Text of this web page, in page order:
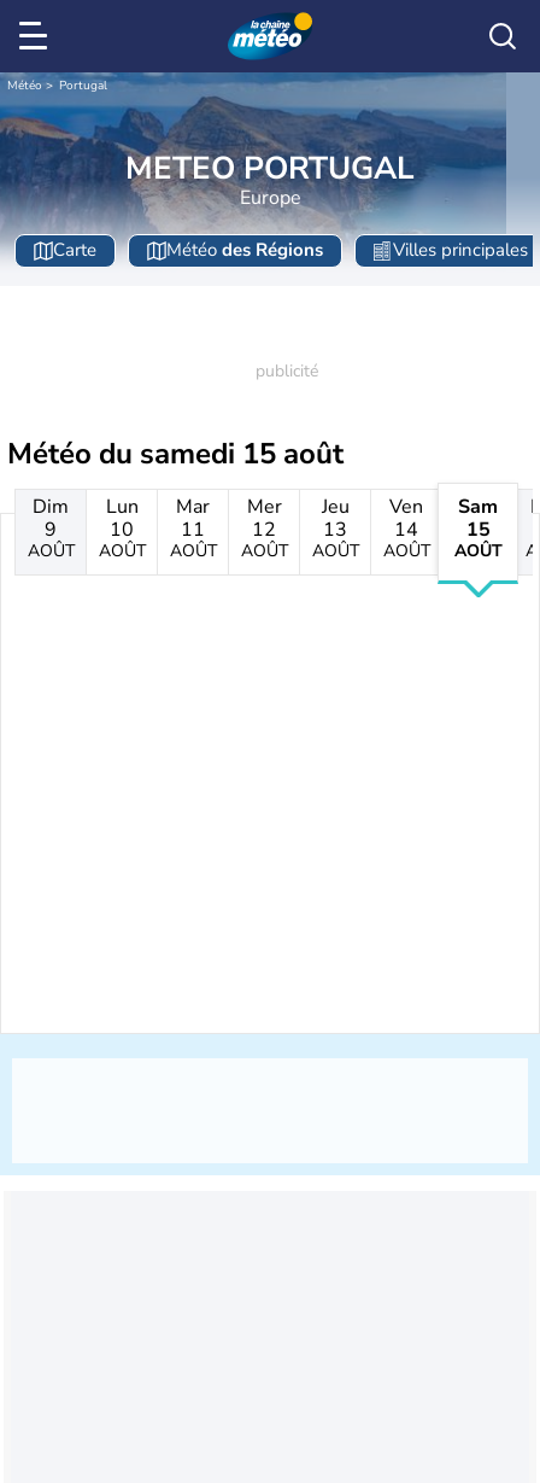
Météo Portugal
METEO PORTUGAL
Europe
Carte Météo des Régions Villes principales
Météo du samedi 15 août
Dim
9
AOÛT
Lun
10
AOÛT
Mar
11
AOÛT
Mer
12
AOÛT
Jeu
13
AOÛT
Ven
14
AOÛT
Sam
15
AOÛT